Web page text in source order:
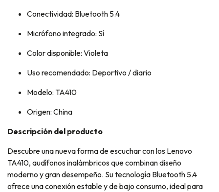
Conectividad: Bluetooth 5.4
Micrófono integrado: Sí
Color disponible: Violeta
Uso recomendado: Deportivo / diario
Modelo: TA410
Origen: China
Descripción del producto
Descubre una nueva forma de escuchar con los Lenovo
TA410, audífonos inalámbricos que combinan diseño
moderno y gran desempeño. Su tecnología Bluetooth 5.4
ofrece una conexión estable y de bajo consumo, ideal para